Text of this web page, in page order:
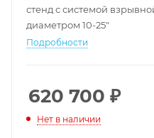
стенд с системой
диаметром 10-25"
Подробности
620 700 ₽
Нет в наличии